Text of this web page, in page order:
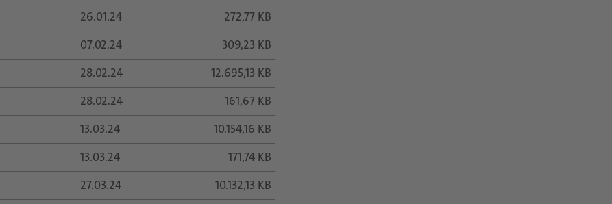
26.01.24
272,77 KB
07.02.24
309,23 KB
28.02.24
12.695,13 KB
28.02.24
161,67 KB
13.03.24
10.154,16 KB
13.03.24
171,74 KB
27.03.24
10.132,13 KB